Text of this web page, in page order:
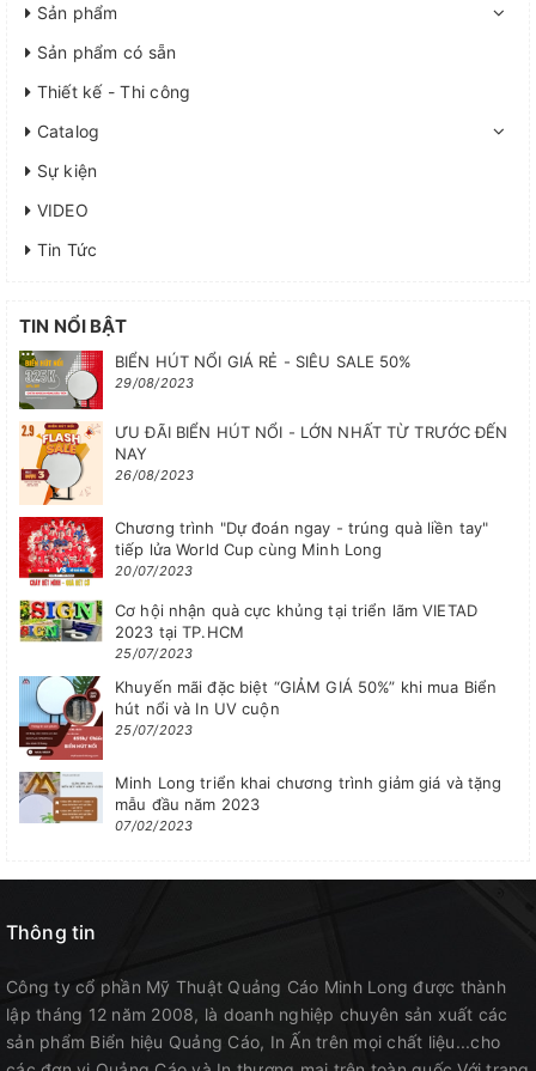
Sản phẩm
Sản phẩm có sẵn
Thiết kế - Thi công
Catalog
Sự kiện
VIDEO
Tin Tức
TIN NỔI BẬT
BIỂN HÚT NỔI GIÁ RẺ - SIÊU SALE 50%
29/08/2023
ƯU ĐÃI BIỂN HÚT NỔI - LỚN NHẤT TỪ TRƯỚC ĐẾN
NAY
26/08/2023
Chương trình "Dự đoán ngay - trúng quà liền tay"
tiếp lửa World Cup cùng Minh Long
20/07/2023
Cơ hội nhận quà cực khủng tại triển lãm VIETAD
2023 tại TP.HCM
25/07/2023
Khuyến mãi đặc biệt “GIẢM GIÁ 50%” khi mua Biển
hút nổi và In UV cuộn
25/07/2023
Minh Long triển khai chương trình giảm giá và tặng
mẫu đầu năm 2023
07/02/2023
Thông tin
Công ty cổ phần Mỹ Thuật Quảng Cáo Minh Long được thành
lập tháng 12 năm 2008, là doanh nghiệp chuyên sản xuất các
sản phẩm Biển hiệu Quảng Cáo, In Ấn trên mọi chất liệu...cho